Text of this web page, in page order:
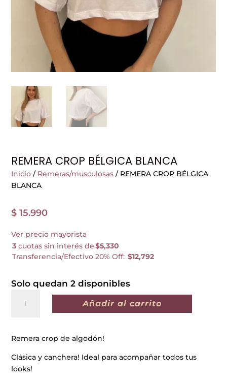
REMERA CROP BÉLGICA BLANCA
Inicio / Remeras/musculosas / REMERA CROP BÉLGICA
BLANCA
$ 15.990
Ver precio mayorista
3 cuotas sin interés de$5,330
Transferencia/Efectivo 20% Off: $12,792
Solo quedan 2 disponibles
CROP
cantidad
Añadir al carrito
Remera crop de algodón!
Clásica y canchera! Ideal para acompañar todos tus
looks!